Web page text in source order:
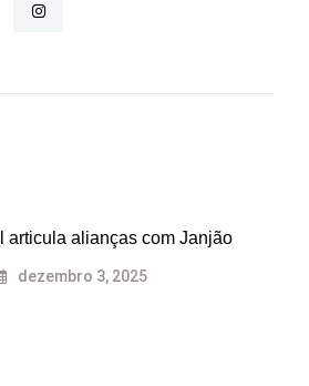
articula alianças com Janjão
dezembro 3, 2025